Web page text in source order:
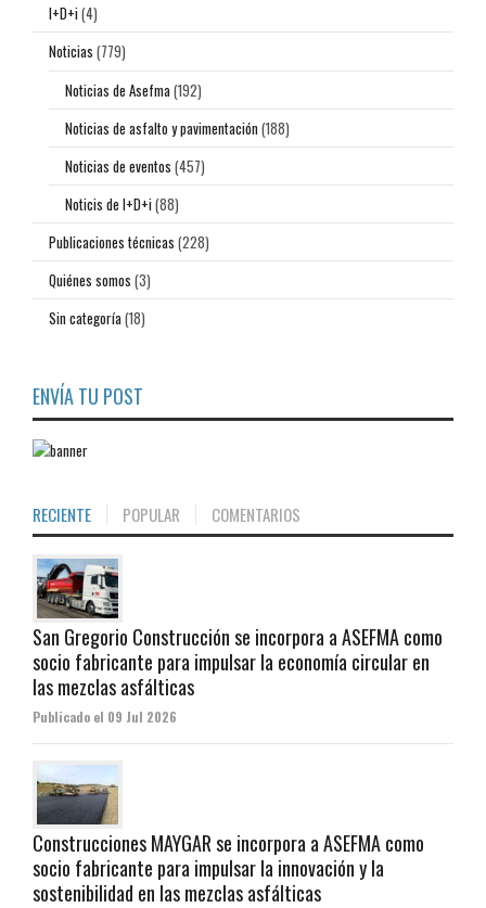
I+D+i(4)
Noticias (779)
Noticias de Asefma (192)
Noticias de asfalto y pavimentación (188)
Noticias de eventos (457)
Noticis de I+D+i(88)
Publicaciones técnicas (228)
Quiénes somos (3)
Sin categoría (18)
ENVÍA TU POST
RECIENTE POPULAR COMENTARIOS
San Gregorio Construcción se incorpora a ASEFMA como
socio fabricante para impulsar la economía circular en
las mezclas asfálticas
Publicado el 09 Jul 2026
Construcciones MAYGAR se incorpora a ASEFMA como
socio fabricante para impulsar la innovación y la
sostenibilidad en las mezclas asfálticas